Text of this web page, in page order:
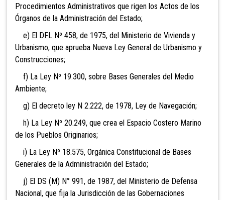
Procedimientos Administrativos que rigen los Actos de los
Órganos de la Administración del Estado;
e) El DFL Nº 458, de 1975, del Ministerio de Vivienda y
Urbanismo, que aprueba Nueva Ley General de Urbanismo y
Construcciones;
f) La Ley Nº 19.300, sobre Bases Generales del Medio
Ambiente;
g) El decreto ley N 2.222, de 1978, Ley de Navegación;
h) La Ley Nº 20.249, que crea el Espacio Costero Marino
de los Pueblos Originarios;
i) La Ley Nº 18.575, Orgánica Constitucional de Bases
Generales de la Administración del Estado;
j) El DS (M) N° 991, de 1987, del Ministerio de Defensa
Nacional, que fija la Jurisdicción de las Gobernaciones